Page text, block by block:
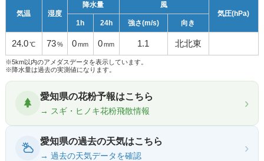
気温 湿度
降水量
風
気圧(hPa)
1h
24h 強さ(m/s) 向き
24.0 ℃ 73% 0 mm 0 mm 1.1 北北東
※5km以内のアメダスデータを表示しています。
※降水量は過去の実測値になります。
愛知県の花粉予報はこちら
→ スギ・ヒノキ花粉飛散情報
›
愛知県の過去の天気はこちら
→ 過去の天気データを確認
›